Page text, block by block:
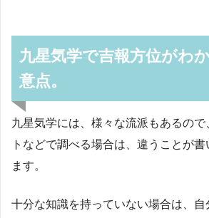
九星気学で吉報方位がわ
意点。
九星気学には、様々な流派もあるので
トなどで調べる場合は、違うことが
ます。
十分な知識を持っていない場合は、